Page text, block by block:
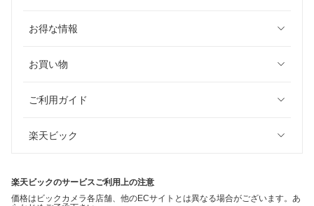
お得な情報
お買い物
ご利用ガイド
楽天ビック
楽天ビックのサービスご利用上の注意
価格はビックカメラ各店舗、他のECサイトとは異なる場合がございます。あ